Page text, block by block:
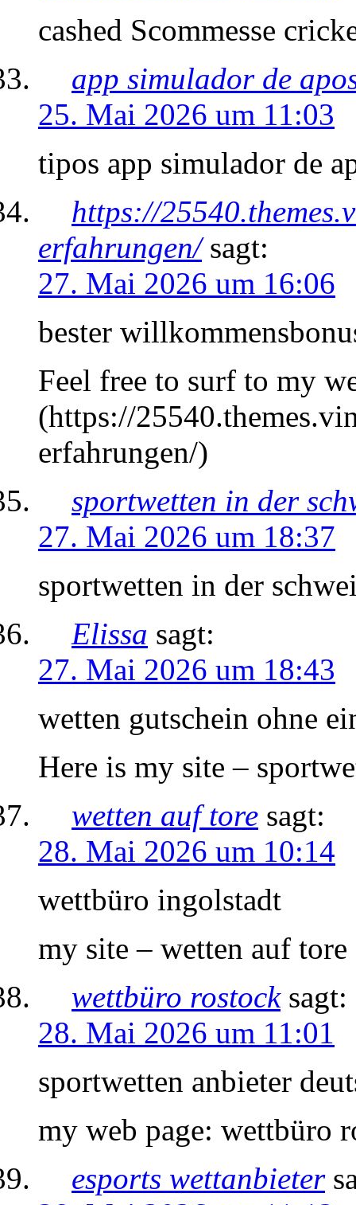
cashed Scommesse
app simulador de
25. Mai 2026 um 11:03
tipos app simulador de
https://
erfahrungen/ sagt:
27. Mai 2026 um 16:06
bester
Feel free to surf to my
(https://
erfahrungen/)
sportwetten in der
27. Mai 2026 um 18:37
sportwetten in der
Elissa sagt:
27. Mai 2026 um 18:43
wetten gutschein ohne
Here is my site –
wetten auf tore sagt:
28. Mai 2026 um 10:14
wettbüro ingolstadt
my site – wetten auf tore
wettbüro rostock sagt:
28. Mai 2026 um 11:01
sportwetten anbieter
my web page: wettbüro
esports wettanbieter